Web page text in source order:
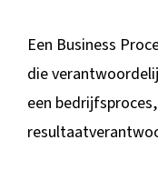
Een Business P
die
een